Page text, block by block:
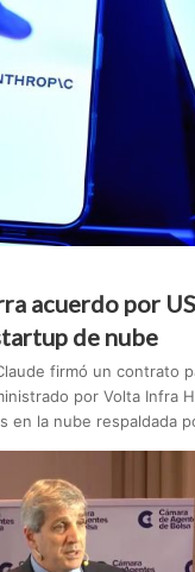
acuerdo por
de nube
firmó un contrato
por Volta Infra
en la nube respaldada